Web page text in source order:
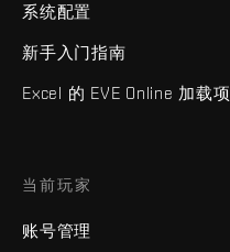
系统配置
新手入门指南
Excel 的 EVE Online 加载项
当前玩家
账号管理